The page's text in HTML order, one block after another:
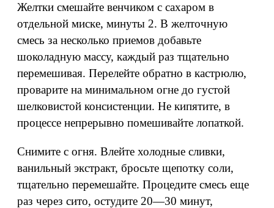
Желтки смешайте венчиком с сахаром в
отдельной миске, минуты 2. В желточную
смесь за несколько приемов добавьте
шоколадную массу, каждый раз тщательно
перемешивая. Перелейте обратно в кастрюлю,
проварите на минимальном огне до густой
шелковистой консистенции. Не кипятите, в
процессе непрерывно помешивайте лопаткой.
Снимите с огня. Влейте холодные сливки,
ванильный экстракт, бросьте щепотку соли,
тщательно перемешайте. Процедите смесь еще
раз через сито, остудите 20—30 минут,